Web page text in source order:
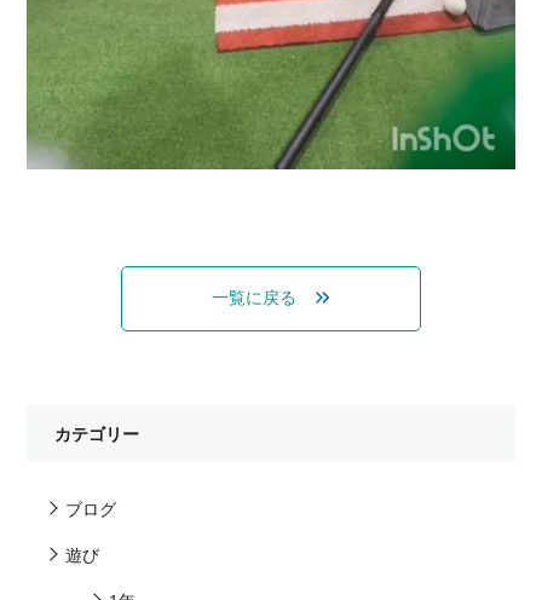
一覧に戻る
カテゴリー
ブログ
遊び